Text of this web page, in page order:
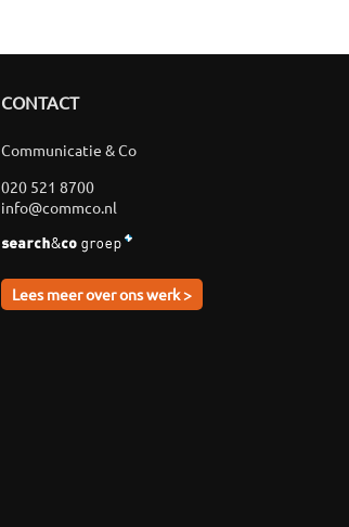
CONTACT
Communicatie & Co
020 521 8700
info@commco.nl
Lees meer over ons werk >